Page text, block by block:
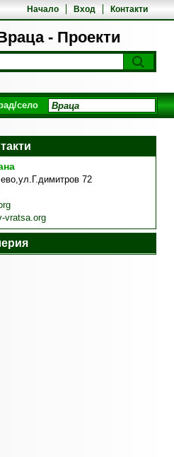
- Проекти
Начало Вход Контакти
село
72
vratsa.org